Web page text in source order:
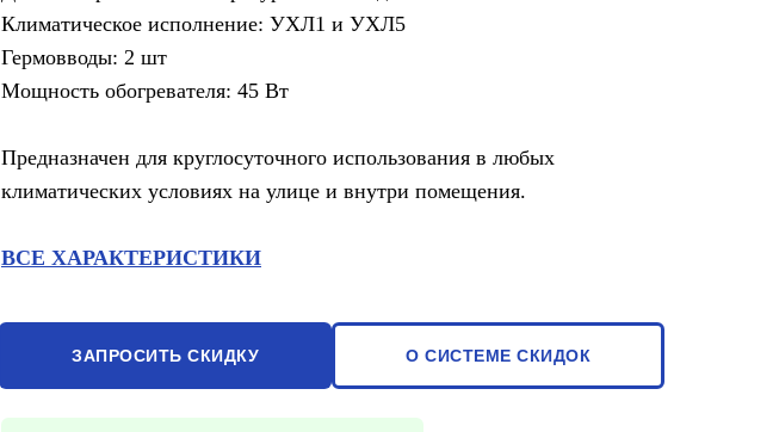
Климатическое исполнение: УХЛ1 и УХЛ5
Гермовводы: 2 шт
Мощность обогревателя: 45 Вт
Предназначен для круглосуточного использования в любых
климатических условиях на улице и внутри помещения.
ВСЕ ХАРАКТЕРИСТИКИ
ЗАПРОСИТЬ СКИДКУ О СИСТЕМЕ СКИДОК